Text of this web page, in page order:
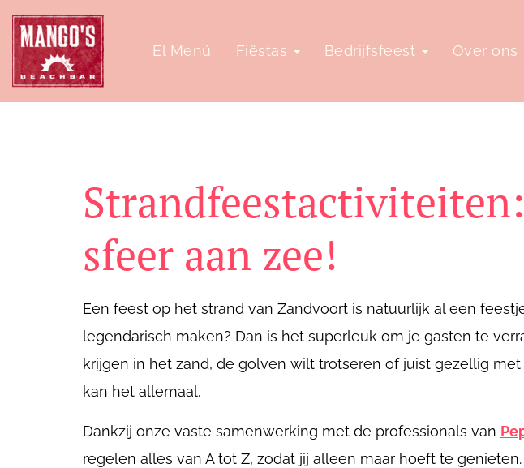
El Menú Fiëstas Bedrijfsfeest Over ons
sfeer aan zee!
Een feest op het strand van Zandvoort is natuurlijk al een
legendarisch maken? Dan is het superleuk om je gasten te
krijgen in het zand, de golven wilt trotseren of juist gezellig
kan het allemaal.
Dankzij onze vaste samenwerking met de professionals van
regelen alles van A tot Z, zodat jij alleen maar hoeft te genieten.